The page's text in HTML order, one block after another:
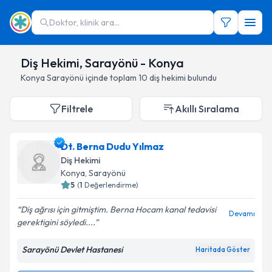
Doktor, klinik ara...
Diş Hekimi, Sarayönü - Konya
Konya Sarayönü içinde toplam 10 diş hekimi bulundu
Filtrele Akıllı Sıralama
Dt. Berna Dudu Yılmaz
Diş Hekimi
Konya, Sarayönü
5 (1 Değerlendirme)
Diş ağrısı için gitmiştim. Berna Hocam kanal tedavisi
gerektigini söyledi....
Devamı
Sarayönü Devlet Hastanesi Haritada Göster